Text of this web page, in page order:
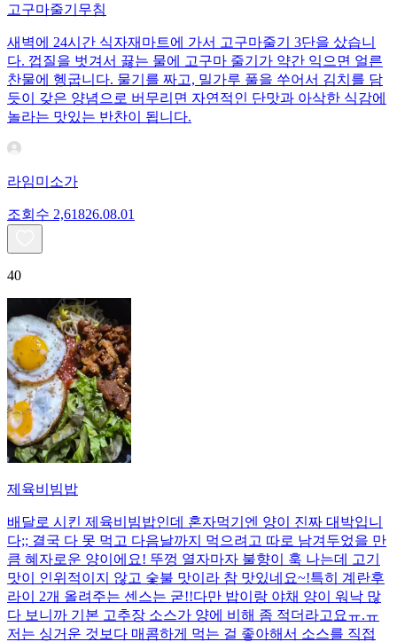
고구마줄기무침
새벽에 24시간 식자재마트에 가서 고구마줄기 3단을 샀습니
다. 껍질을 벗겨서 끓는 물에 고구마 줄기가 약간 익으면 얼른
찬물에 헹굽니다. 물기를 짜고, 밀가루 풀을 쑤어서 김치를 담
듯이 갖은 양념으로 버무리면 자연적인 단맛과 아삭한 식감에
놀라는 맛있는 반찬이 됩니다.
라임미소가
조회수 2,61826.08.01
40
제육비빔밥
배달로 시킨 제육비빔밥인데 혼자먹기엔 양이 진짜 대박입니
다;; 결국 다 못 먹고 다음날까지 먹으려고 따로 남겨두었을 만
큼 혜자로운 양이에요! 뚜껑 열자마자 불향이 훅 나는데 고기
맛이 인위적이지 않고 숯불 맛이라 참 맛있네요~!특히 계란후
라이 2개 올려주는 센스는 굳!! ​다만 밥이랑 야채 양이 워낙 많
다 보니까 기본 고추장 소스가 양에 비해 좀 적더라고요ㅠ.ㅠ
저는 싱거운 것보다 매콤하게 먹는 걸 좋아해서 소스를 직접